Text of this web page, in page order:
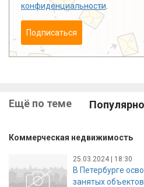
конфиденциальности
Подписаться
Ещё по теме
Коммерческая недвижимость
25.03.2024 | 18:30
В Петербурге
занятых